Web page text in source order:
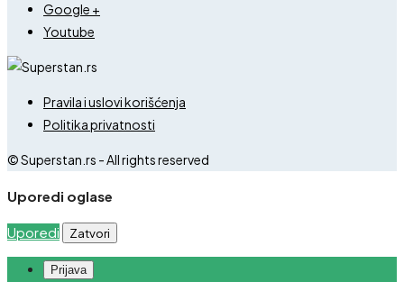
Google +
Youtube
Pravila i uslovi korišćenja
Politika privatnosti
© Superstan.rs - All rights reserved
Uporedi oglase
Uporedi Zatvori
Prijava